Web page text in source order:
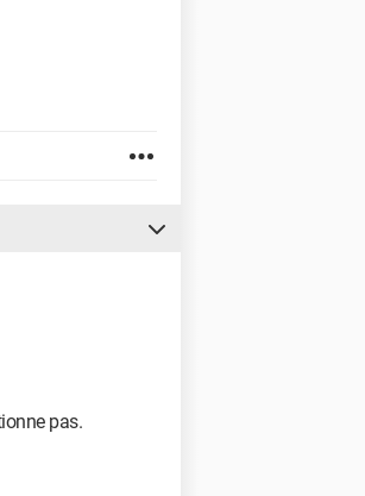
pas.